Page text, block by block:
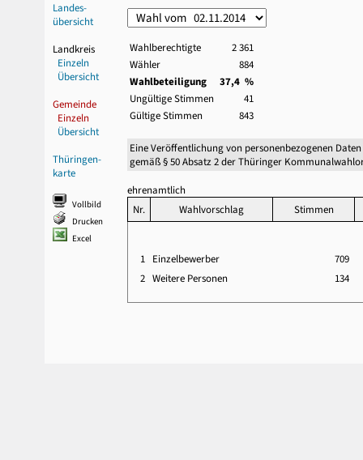
Landes-
übersicht
Landkreis
Einzeln
Übersicht
Gemeinde
Einzeln
Übersicht
Thüringen-
karte
Vollbild
Drucken
Excel
Wahlberechtigte
2 361
Wähler
884
Wahlbeteiligung
37,4 %
Ungültige Stimmen
41
Gültige Stimmen
843
Eine Veröffentlichung von personenbezogenen
gemäß § 50 Absatz 2 der Thüringer
ehrenamtlich
Nr.
Wahlvorschlag Stimmen
1 Einzelbewerber
709
2 Weitere Personen 134